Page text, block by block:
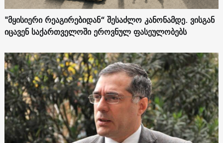
"მყისიერი რეაგირებიდან“ შესაძლო კანონამდე. ვისგან
იცავენ საქართველოში ეროვნულ ფასეულობებს